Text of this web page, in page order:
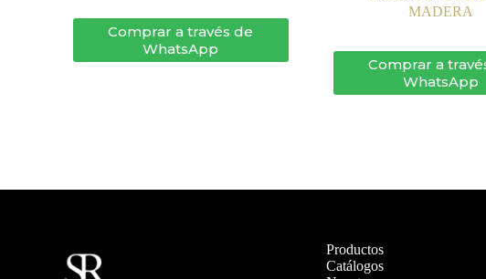
Comprar a través de
WhatsApp
MADERA
Comprar a
WhatsApp
Productos
Catálogos